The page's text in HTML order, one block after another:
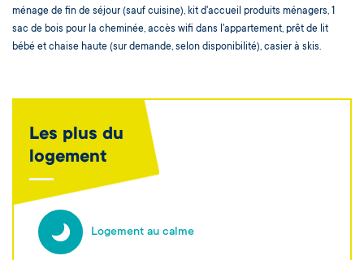
ménage de fin de séjour (sauf cuisine), kit d'accueil produits ménagers, 1
sac de bois pour la cheminée, accès wifi dans l'appartement, prêt de lit
bébé et chaise haute (sur demande, selon disponibilité), casier à skis.
Les plus du
logement
Logement au calme